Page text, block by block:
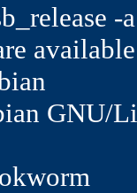
-a
GNU/